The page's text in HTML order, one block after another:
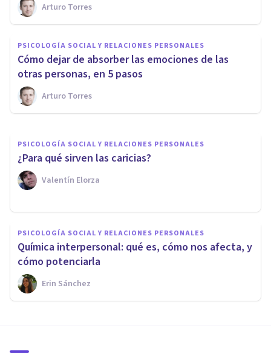
Arturo Torres
PSICOLOGÍA SOCIAL Y RELACIONES PERSONALES
Cómo dejar de absorber las emociones de las
otras personas, en 5 pasos
Arturo Torres
PSICOLOGÍA SOCIAL Y RELACIONES PERSONALES
Cómo expresar los
sentimientos y conectar con
alguien, en 6 pasos
Arturo Torres
PSICOLOGÍA SOCIAL Y RELACIONES PERSONALES
¿Para qué sirven las caricias?
Valentín Elorza
PSICOLOGÍA SOCIAL Y RELACIONES PERSONALES
Química interpersonal: qué es, cómo nos afecta, y
cómo potenciarla
Erin Sánchez